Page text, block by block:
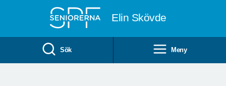
Elin Skövde
Sök Meny